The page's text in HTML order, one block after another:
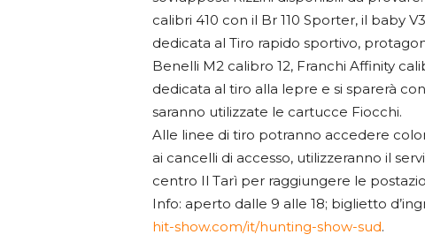
calibri 410 con il Br 110 Sporter, il baby
dedicata al Tiro rapido sportivo,
Benelli M2 calibro 12, Franchi Affinity
dedicata al tiro alla lepre e si sparerà
saranno utilizzate le cartucce Fiocchi.
Alle linee di tiro potranno accedere
ai cancelli di accesso, utilizzeranno il
centro Il Tarì per raggiungere le
Info: aperto dalle 9 alle 18; biglietto
hit-show.com/it/hunting-show-sud.